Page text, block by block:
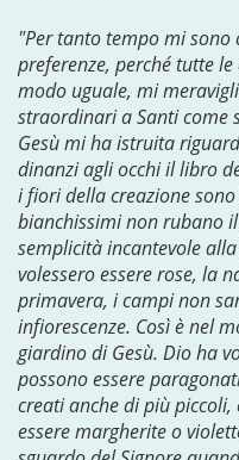
"Per tanto tempo mi sono
preferenze, perché tutte
modo uguale, mi
straordinari a Santi come
Gesù mi ha istruita
dinanzi agli occhi il libro
i fiori della creazione
bianchissimi non rubano
semplicità incantevole
volessero essere rose, la
primavera, i campi non
infiorescenze. Così è nel
giardino di Gesù. Dio ha
possono essere
creati anche di più
essere margherite o